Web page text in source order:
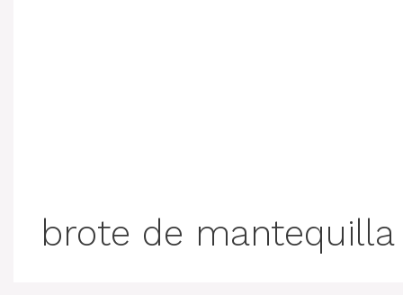
brote de mantequilla